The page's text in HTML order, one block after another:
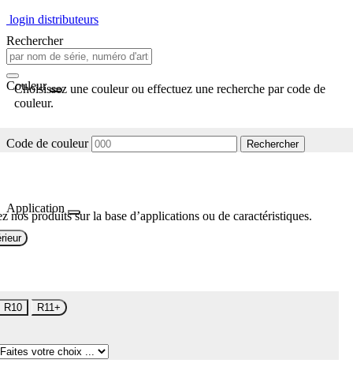
login distributeurs
Rechercher
Couleur
Choisissez une couleur ou effectuez une recherche par code de
couleur.
Code de couleur Rechercher
Application
nos produits sur la base d’applications ou de caractéristiques.
R10 R11+